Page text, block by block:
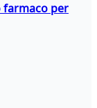
farmaco per